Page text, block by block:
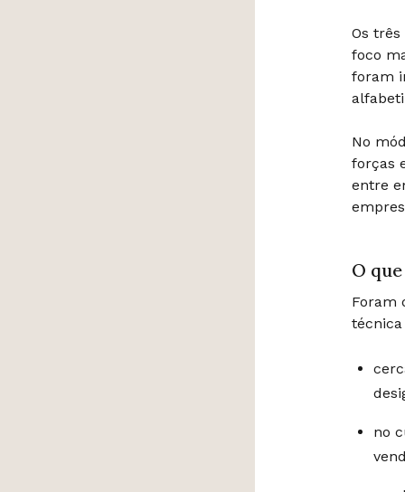
Os
foco
foram
No
forças
entre
O
Foram
no